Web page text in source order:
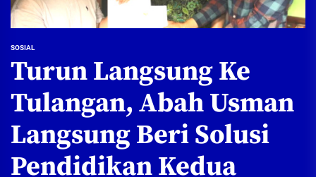
SOSIAL
Turun Langsung Ke
Tulangan, Abah Usman
Langsung Beri Solusi
Pendidikan Kedua